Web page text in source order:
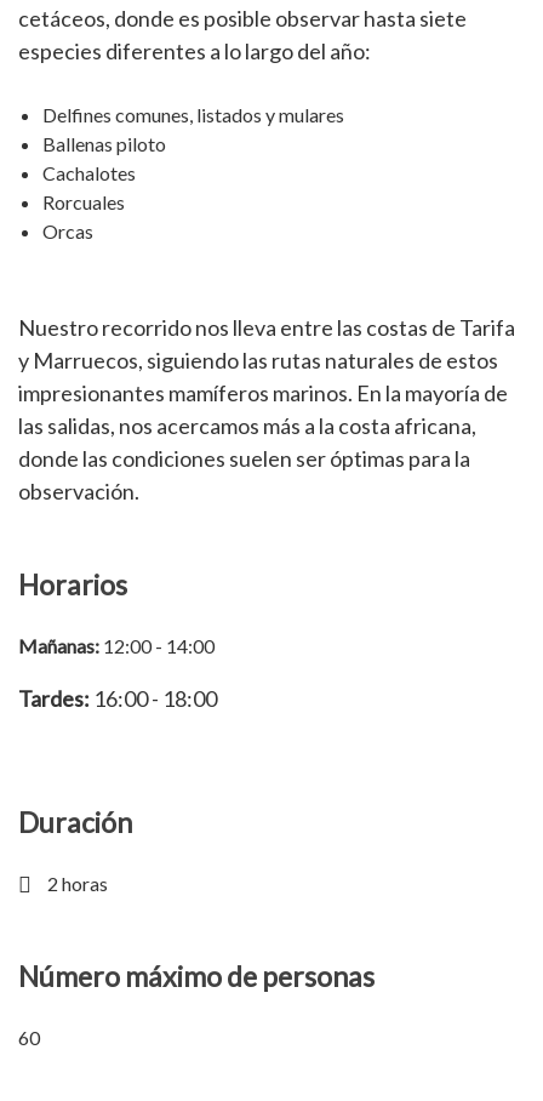
cetáceos, donde es posible observar hasta siete
especies diferentes a lo largo del año:
Delfines comunes, listados y mulares
Ballenas piloto
Cachalotes
Rorcuales
Orcas
Nuestro recorrido nos lleva entre las costas de Tarifa
y Marruecos, siguiendo las rutas naturales de estos
impresionantes mamíferos marinos. En la mayoría de
las salidas, nos acercamos más a la costa africana,
donde las condiciones suelen ser óptimas para la
observación.
Horarios
Mañanas: 12:00 - 14:00
Tardes: 16:00 - 18:00
Duración
2 horas
Número máximo de personas
60